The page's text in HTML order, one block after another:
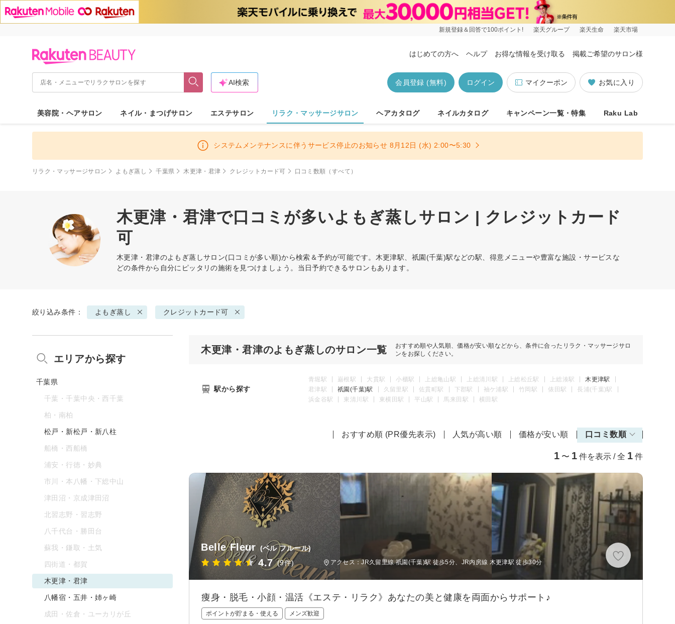
新規登録＆回答で100ポイント! 楽天グループ 楽天生命 楽天市場
はじめての方へ ヘルプ お得な情報を受け取る 掲載ご希望のサロン様
お気に入り
マイクーポン
ログイン
会員登録 (無料)
AI検索
美容院・ヘアサロン ネイル・まつげサロン エステサロン リラク・マッサージサロン ヘアカタログ ネイルカタログ キャンペーン一覧・特集 Raku Lab
システムメンテナンスに伴うサービス停止のお知らせ 8月12日 (水) 2:00〜5:30
リラク・マッサージサロン よもぎ蒸し 千葉県 木更津・君津 クレジットカード可 口コミ数順（すべて）
木更津・君津で口コミが多いよもぎ蒸しサロン | クレジットカード
可
木更津・君津のよもぎ蒸しサロン(口コミが多い順)から検索＆予約が可能です。木更津駅、祇園(千葉)駅などの駅、得意メニューや豊富な施設・サービスな
どの条件から自分にピッタリの施術を見つけましょう。当日予約できるサロンもあります。
絞り込み条件： よもぎ蒸し クレジットカード可
木更津・君津のよもぎ蒸しのサロン一覧
おすすめ順や人気順、価格が安い順などから、条件に合ったリラク・マッサージサロ
ンをお探しください。
駅から探す
青堀駅 巌根駅 大貫駅 小櫃駅 上総亀山駅 上総清川駅 上総松丘駅 上総湊駅
木更津駅
君津駅
祇園(千葉)駅 久留里駅 佐貫町駅 下郡駅 袖ケ浦駅 竹岡駅 俵田駅
長浦(千葉)駅
浜金谷駅
東清川駅 東横田駅 平山駅 馬来田駅 横田駅
おすすめ順 (PR優先表示) 人気が高い順 価格が安い順 口コミ数順
1 〜 1 件を表示 / 全 1 件
Belle Fleur (ベル フルール)
4.7 (9件) アクセス：JR久留里線 祇園(千葉)駅 徒歩5分、JR内房線 木更津駅 徒歩30分
痩身・脱毛・小顔・温活《エステ・リラク》あなたの美と健康を両面からサポート♪
ポイントが貯まる・使える メンズ歓迎
エリアから探す
千葉県
千葉・千葉中央・西千葉
柏・南柏
松戸・新松戸・新八柱
船橋・西船橋
浦安・行徳・妙典
市川・本八幡・下総中山
津田沼・京成津田沼
北習志野・習志野
八千代台・勝田台
蘇我・鎌取・土気
四街道・都賀
木更津・君津
八幡宿・五井・姉ヶ崎
成田・佐倉・ユーカリが丘